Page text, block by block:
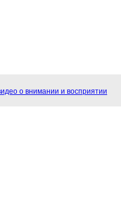
о внимании и восприятии